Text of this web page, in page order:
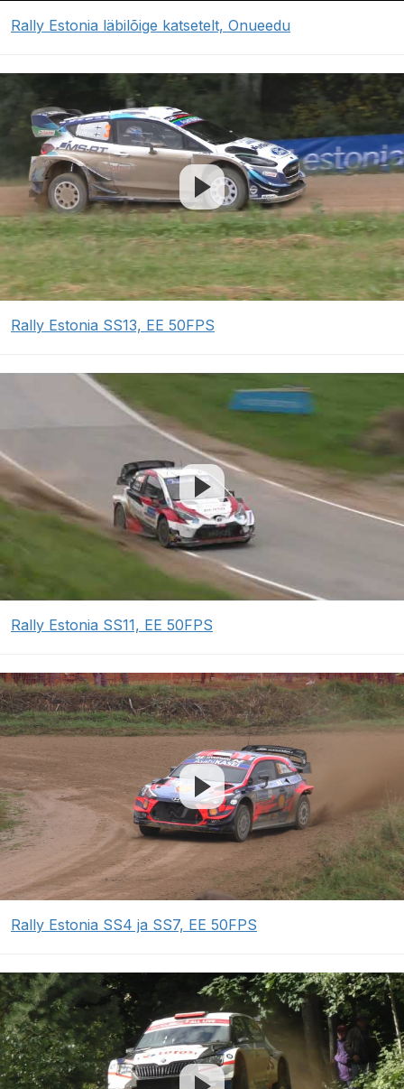
Rally Estonia läbilõige katsetelt, Onueedu
Rally Estonia SS13, EE 50FPS
Rally Estonia SS11, EE 50FPS
Rally Estonia SS4 ja SS7, EE 50FPS